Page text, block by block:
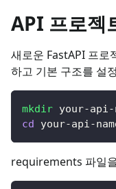
API 프로젝
새로운 FastAPI 프로
하고 기본 구조를 설
mkdir your-api-
cd your-api-
requirements 파일